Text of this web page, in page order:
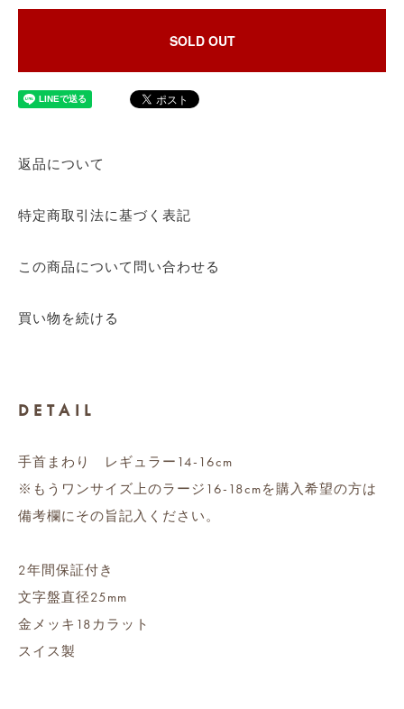
SOLD OUT
返品について
特定商取引法に基づく表記
この商品について問い合わせる
買い物を続ける
DETAIL
手首まわり レギュラー14-16cm
※もうワンサイズ上のラージ16-18cmを購入希望の方は
備考欄にその旨記入ください。
2年間保証付き
文字盤直径25mm
金メッキ18カラット
スイス製